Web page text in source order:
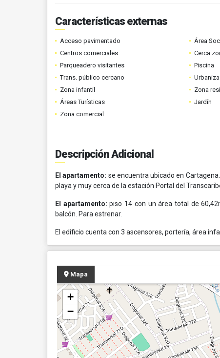
Características externas
Acceso pavimentado Área
Centros comerciales
Cerca
Parqueadero visitantes
Piscina
Trans. público cercano
Zona infantil
Zona
Áreas Turísticas
Jardín
Zona comercial
Descripción Adicional
El apartamento: se encuentra ubicado en
playa y muy cerca de la estación Portal del
El apartamento:piso 14 con un área total de
balcón. Para estrenar.
El edificio cuenta con 3 ascensores, portería, área
Mapa
+
−